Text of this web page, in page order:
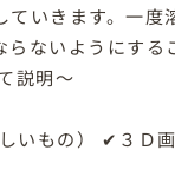
いきます。一
ないようにする
説明～
いもの） ✔３Ｄ